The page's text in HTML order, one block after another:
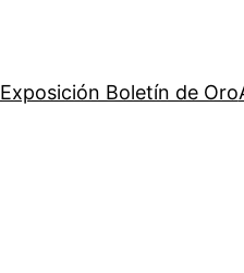
Exposición Boletín de Oro